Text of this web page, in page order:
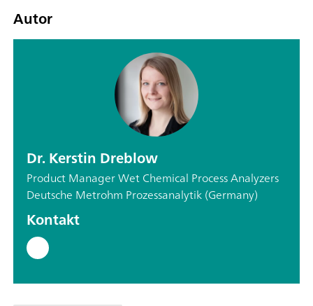
Autor
Dr. Kerstin Dreblow
Product Manager Wet Chemical Process Analyzers
Deutsche Metrohm Prozessanalytik (Germany)
Kontakt